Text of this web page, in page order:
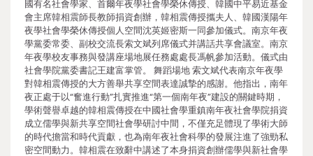
國有名社會學家、首爾年夜學社會學榮休傳授、韓國中平易近基金
會主席韓相震師長教師捐資創辦，韓相震傳授攜夫人、韓國漢陽年
夜學社會學榮休傳授個人空間沈英姬密斯一同參加儀式。南京年夜
學黨委常委、副校交流長索文斌列席儀式并講話共享會議室。南京
年夜學校友事務與發講座場地展任務處處長馮帆參加活動。儀式由
社會學院黨委書記王建富掌管。 舞蹈場地 索文斌代表南京年夜學
對韓相震傳授的大方善舉共享空間表達誠摯的感謝。他指出，南年
夜正處于以“奮進行動”扎實推進“第一個南年夜”建設的關鍵時期，
學術聲譽卓越的韓相震傳授在中國社會學重鎮南年夜社會學院捐資
成立儒學與新共享空間社會學研討中間，不僅充足體現了學術大師
的時代擔當和時代貢獻，也為南年夜社會科學的發展注進了強勁私
密空間動力。韓相震在致辭中講述了本身捐資創辦儒學與新社會學